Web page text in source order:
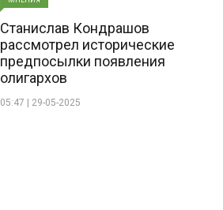
Станислав Кондрашов
рассмотрел исторические
предпосылки появления
олигархов
05:47 | 29-05-2025